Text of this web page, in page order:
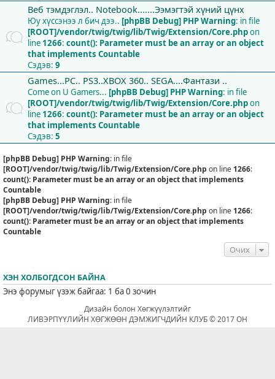
Веб тэмдэглэл.. Notebook.......Ээмэгтэй хүний цүнх
Юу хүссэнээ л бич дээ.. [phpBB Debug] PHP Warning: in file
[ROOT]/vendor/twig/twig/lib/Twig/Extension/Core.phpon
line 1266: count(): Parameter must be an array or an object
that implements Countable
Сэдэв: 9
Games...PC.. PS3..XBOX 360.. SEGA....Фантази ..
Come on U Gamers... [phpBB Debug] PHP Warning: in file
[ROOT]/vendor/twig/twig/lib/Twig/Extension/Core.phpon
line 1266: count(): Parameter must be an array or an object
that implements Countable
Сэдэв: 5
[phpBB Debug] PHP Warning: in file
[ROOT]/vendor/twig/twig/lib/Twig/Extension/Core.php on line 1266:
count(): Parameter must be an array or an object that implements
Countable
[phpBB Debug] PHP Warning: in file
[ROOT]/vendor/twig/twig/lib/Twig/Extension/Core.php on line 1266:
count(): Parameter must be an array or an object that implements
Countable
Очих
ХЭН ХОЛБОГДСОН БАЙНА
Энэ форумыг үзэж байгаа: 1 ба 0 зочин
Дизайн болон Хөгжүүлэлтийг
ЛИВЭРПҮҮЛИЙН ХӨГЖӨӨН ДЭМЖИГЧДИЙН КЛУБ © 2017 ОН